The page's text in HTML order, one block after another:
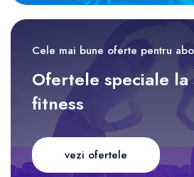
Cele mai bune oferte pentru
Ofertele speciale la
fitness
vezi ofertele